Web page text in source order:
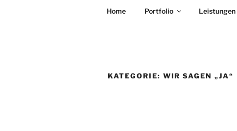
Home Portfolio Leistungen
KATEGORIE: WIR SAGEN „JA“